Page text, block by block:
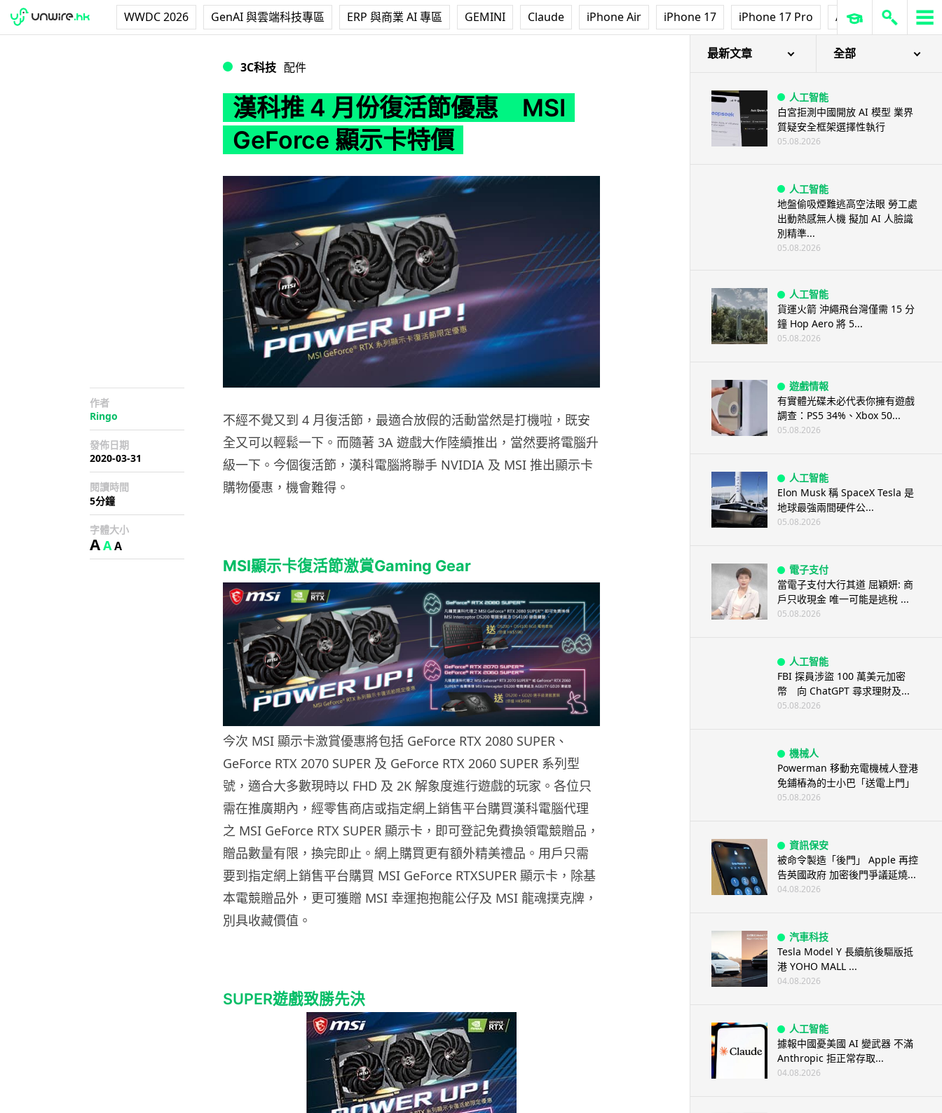
WWDC 2026 GenAI 與雲端科技專區 ERP 與商業 AI 專區 GEMINI Claude iPhone Air iPhone 17 iPhone 17 Pro AirPods Pro 3
3C科技 配件
漢科推 4 月份復活節優惠 MSI
GeForce 顯示卡特價
作者
Ringo
發佈日期
2020-03-31
閱讀時間
5分鐘
字體大小
AAA
不經不覺又到 4 月復活節，最適合放假的活動當然是打機啦，既安
全又可以輕鬆一下。而隨著 3A 遊戲大作陸續推出，當然要將電腦升
級一下。今個復活節，漢科電腦將聯手 NVIDIA 及 MSI 推出顯示卡
購物優惠，機會難得。
MSI顯示卡復活節激賞Gaming Gear
今次 MSI 顯示卡激賞優惠將包括 GeForce RTX 2080 SUPER、
GeForce RTX 2070 SUPER 及 GeForce RTX 2060 SUPER 系列型
號，適合大多數現時以 FHD 及 2K 解象度進行遊戲的玩家。各位只
需在推廣期內，經零售商店或指定網上銷售平台購買漢科電腦代理
之 MSI GeForce RTX SUPER 顯示卡，即可登記免費換領電競贈品，
贈品數量有限，換完即止。網上購買更有額外精美禮品。用戶只需
要到指定網上銷售平台購買 MSI GeForce RTXSUPER 顯示卡，除基
本電競贈品外，更可獲贈 MSI 幸運抱抱龍公仔及 MSI 龍魂撲克牌，
別具收藏價值。
SUPER遊戲致勝先決
最新文章 全部
人工智能
白宮拒測中國開放 AI 模型 業界
質疑安全框架選擇性執行
05.08.2026
人工智能
地盤偷吸煙難逃高空法眼 勞工處
出動熱感無人機 擬加 AI 人臉識
別精準...
05.08.2026
人工智能
貨運火箭 沖繩飛台灣僅需 15 分
鐘 Hop Aero 將 5...
05.08.2026
遊戲情報
有實體光碟未必代表你擁有遊戲
調查：PS5 34%、Xbox 50...
05.08.2026
人工智能
Elon Musk 稱 SpaceX Tesla 是
地球最強兩間硬件公...
05.08.2026
電子支付
當電子支付大行其道 屈穎妍: 商
戶只收現金 唯一可能是逃稅 ...
05.08.2026
人工智能
FBI 探員涉盜 100 萬美元加密
幣 向 ChatGPT 尋求理財及...
05.08.2026
機械人
Powerman 移動充電機械人登港
免鋪樁為的士小巴「送電上門」
05.08.2026
資訊保安
被命令製造「後門」 Apple 再控
告英國政府 加密後門爭議延燒...
04.08.2026
汽車科技
Tesla Model Y 長續航後驅版抵
港 YOHO MALL ...
04.08.2026
人工智能
據報中國憂美國 AI 變武器 不滿
Anthropic 拒正常存取...
04.08.2026